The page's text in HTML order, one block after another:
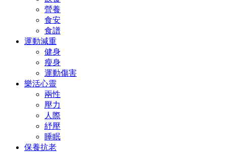
營養
食安
食譜
運動減重
健身
瘦身
運動傷害
樂活心靈
兩性
壓力
人際
紓壓
睡眠
保養抗老